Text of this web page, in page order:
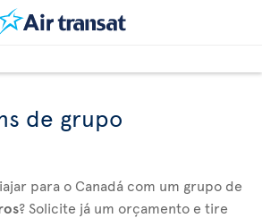
de grupo
para o Canadá com um grupo de
? Solicite já um orçamento e tire